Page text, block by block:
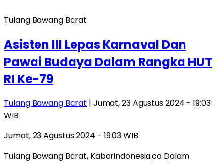
Tulang Bawang Barat
Asisten III Lepas Karnaval Dan
Pawai Budaya Dalam Rangka HUT
RI Ke-79
Tulang Bawang Barat | Jumat, 23 Agustus 2024 - 19:03
WIB
Jumat, 23 Agustus 2024 - 19:03 WIB
Tulang Bawang Barat, Kabarindonesia.co Dalam